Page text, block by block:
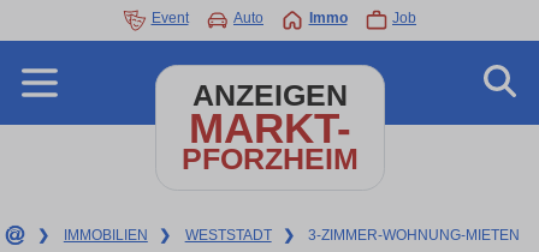
Event Auto Immo Job
ANZEIGEN
MARKT-
PFORZHEIM
❯ IMMOBILIEN ❯ WESTSTADT ❯ 3-ZIMMER-WOHNUNG-MIETEN